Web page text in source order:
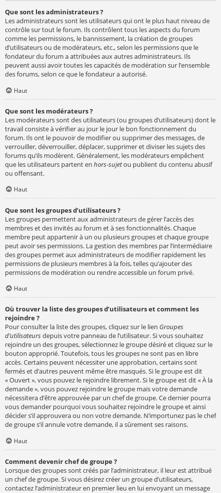
Que sont les administrateurs ?
Les administrateurs sont les utilisateurs qui ont le plus haut niveau de
contrôle sur tout le forum. Ils contrôlent tous les aspects du forum
comme les permissions, le bannissement, la création de groupes
d’utilisateurs ou de modérateurs, etc., selon les permissions que le
fondateur du forum a attribuées aux autres administrateurs. Ils
peuvent aussi avoir toutes les capacités de modération sur l’ensemble
des forums, selon ce que le fondateur a autorisé.
Haut
Que sont les modérateurs ?
Les modérateurs sont des utilisateurs (ou groupes d’utilisateurs) dont le
travail consiste à vérifier au jour le jour le bon fonctionnement du
forum. Ils ont le pouvoir de modifier ou supprimer des messages, de
verrouiller, déverrouiller, déplacer, supprimer et diviser les sujets des
forums qu’ils modèrent. Généralement, les modérateurs empêchent
que les utilisateurs partent en hors-sujetou publient du contenu abusif
ou offensant.
Haut
Que sont les groupes d’utilisateurs ?
Les groupes permettent aux administrateurs de gérer l’accès des
membres et des invités au forum et à ses fonctionnalités. Chaque
membre peut appartenir à un ou plusieurs groupes et chaque groupe
peut avoir ses permissions. La gestion des membres par l’intermédiaire
des groupes permet aux administrateurs de modifier rapidement les
permissions de plusieurs membres à la fois, telles qu’ajouter des
permissions de modération ou rendre accessible un forum privé.
Haut
Où trouver la liste des groupes d’utilisateurs et comment les
rejoindre ?
Pour consulter la liste des groupes, cliquez sur le lien Groupes
d’utilisateursdepuis votre panneau de l’utilisateur. Si vous souhaitez
rejoindre un des groupes, sélectionnez le groupe désiré et cliquez sur le
bouton approprié. Toutefois, tous les groupes ne sont pas en libre
accès. Certains peuvent nécessiter une approbation, certains sont
fermés et d’autres peuvent même être masqués. Si le groupe est dit
« Ouvert », vous pouvez le rejoindre librement. Si le groupe est dit « À la
demande », vous pouvez rejoindre le groupe mais votre demande
nécessitera d’être approuvée par un chef de groupe. Ce dernier pourra
vous demander pourquoi vous souhaitez rejoindre le groupe et ainsi
décider s’il approuvera ou non votre demande. N’importunez pas le chef
de groupe s’il annule votre demande, il a sûrement ses raisons.
Haut
Comment devenir chef de groupe ?
Lorsque des groupes sont créés par l’administrateur, il leur est attribué
un chef de groupe. Si vous désirez créer un groupe d’utilisateurs,
contactez l’administrateur en premier lieu en lui envoyant un message